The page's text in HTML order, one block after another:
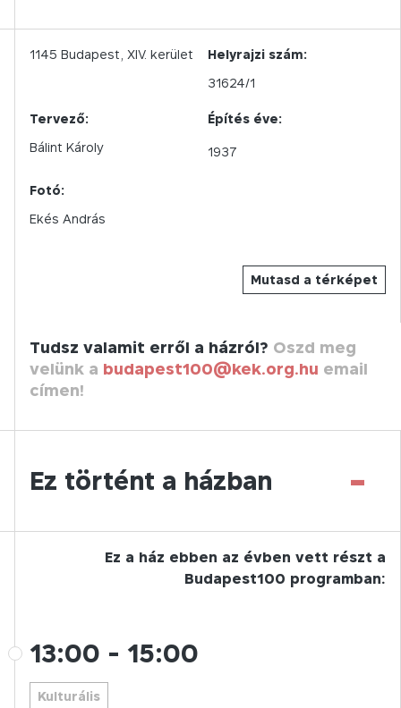
Mutasd a térképet
1145 Budapest, XIV. kerület
Helyrajzi szám:
31624/1
Tervező:
Bálint Károly
Építés éve:
1937
Fotó:
Ekés András
Tudsz valamit erről a házról? Oszd meg
velünk a budapest100@kek.org.hu email
címen!
Ez történt a házban -
Ez a ház ebben az évben vett részt a
Budapest100 programban:
13:00 - 15:00
Kulturális